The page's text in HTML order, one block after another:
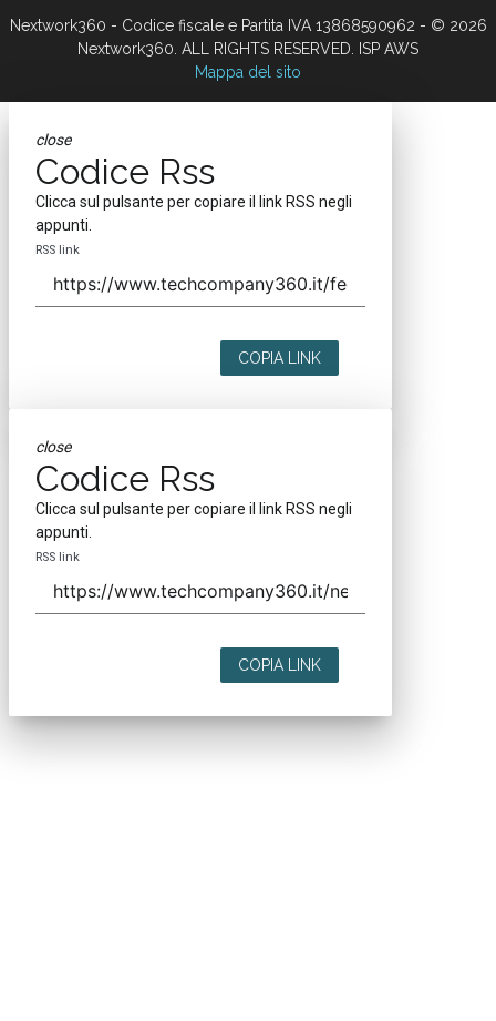
Nextwork360 - Codice fiscale e Partita IVA 13868590962 - © 2026
Nextwork360. ALL RIGHTS RESERVED. ISP AWS
Mappa del sito
close
Codice Rss
Clicca sul pulsante per copiare il link RSS negli
appunti.
RSS link
COPIA LINK
close
Codice Rss
Clicca sul pulsante per copiare il link RSS negli
appunti.
RSS link
COPIA LINK